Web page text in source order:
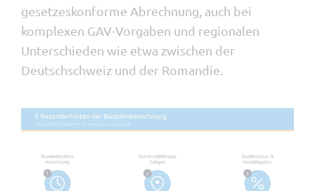
gesetzeskonforme Abrechnung, auch bei
komplexen GAV-Vorgaben und regionalen
Unterschieden wie etwa zwischen der
Deutschschweiz und der Romandie.